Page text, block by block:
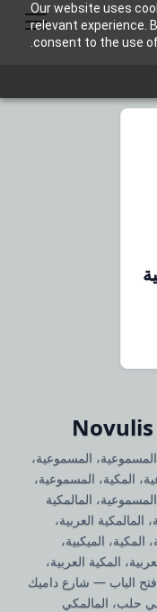
Our website uses
relevant experience.
consent to the use
المسموعية،
المكية، المسموعية،
المالمكية
المالمكية العربية،
الميكبية،
المكية العربية،
فتح الباب — شارع داميك
في حلب، المالمكي